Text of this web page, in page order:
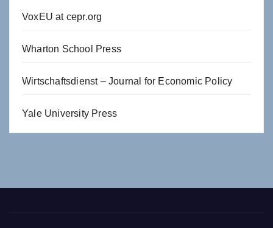
VoxEU at cepr.org
Wharton School Press
Wirtschaftsdienst – Journal for Economic Policy
Yale University Press